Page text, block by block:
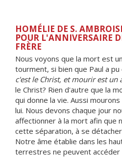
HOMÉLIE DE S.
POUR L'ANNIVERSAIRE
FRÈRE
Nous voyons que la mort est
tourment, si bien que Paul a pu
c'est le Christ, et mourir est un
le Christ? Rien d'autre que la
qui donne la vie. Aussi
lui. Nous devons chaque jour
affectionner à la mort afin que
cette séparation, à se
Notre âme établie dans les
terrestres ne peuvent accéder